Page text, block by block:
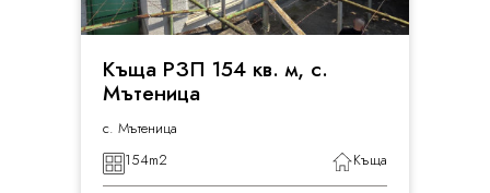
Къща РЗП 154 кв. м, с.
Мътеница
с. Мътеница
154m2 Къща